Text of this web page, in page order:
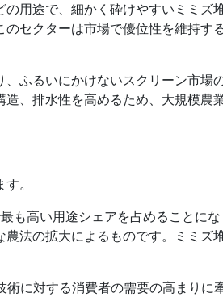
用途で、細かく砕けやすいミミズ
セクターは市場で優位性を維持す
ふるいにかけないスクリーン市場
、排水性を高めるため、大規模農
。
も高い用途シェアを占めることにな
法の拡大によるものです。ミミズ
術に対する消費者の需要の高まりに